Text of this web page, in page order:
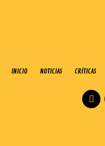
INICIO NOTICIAS CRÍTICAS